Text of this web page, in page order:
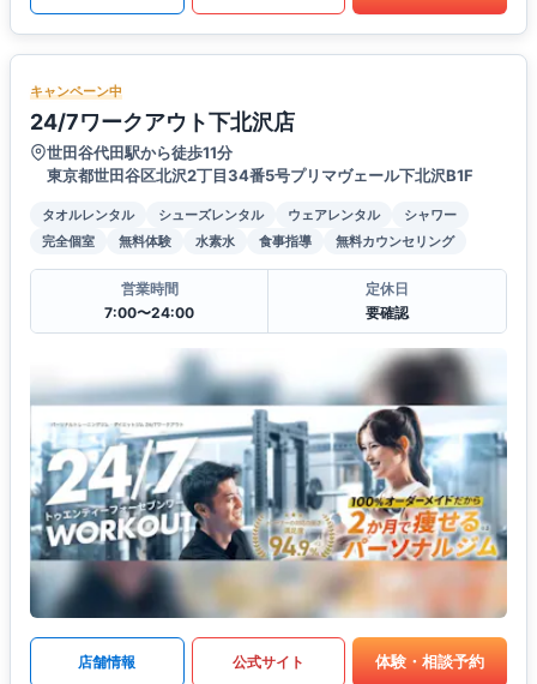
キャンペーン中
24/7ワークアウト下北沢店
世田谷代田駅から徒歩11分
東京都世田谷区北沢2丁目34番5号プリマヴェール下北沢B1F
タオルレンタル シューズレンタル ウェアレンタル
シャワー
完全個室
無料体験 水素水 食事指導 無料カウンセリング
営業時間
7:00〜24:00
定休日
要確認
店舗情報 公式サイト 体験・相談予約